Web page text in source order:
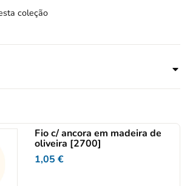
coleção
Fio c/ ancora em madeira de
oliveira [2700]
1,05€